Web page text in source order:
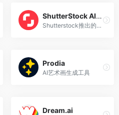
ShutterStock AI图片生成
Shutterstock推出的AI图片生成工具
Prodia
AI艺术画生成工具
Dream.ai